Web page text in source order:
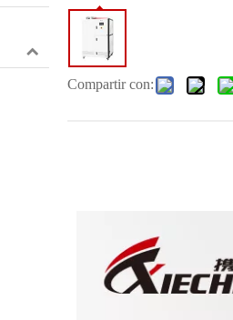
Compartir con: